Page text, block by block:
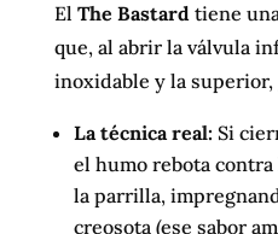
El The Bastardtiene
que, al abrir la válvula
inoxidable y la
La técnica real: Si
el humo rebota
la parrilla,
creosota (ese sabor